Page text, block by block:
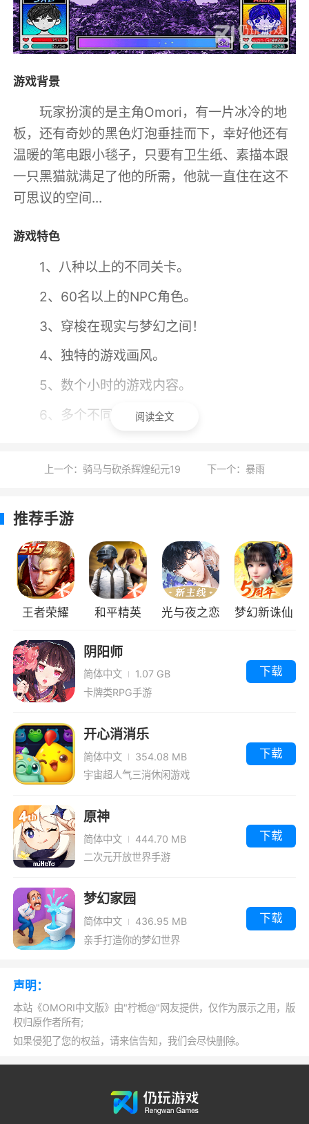
游戏背景
玩家扮演的是主角Omori，有一片冰冷的地
板，还有奇妙的黑色灯泡垂挂而下，幸好他还有
温暖的笔电跟小毯子，只要有卫生纸、素描本跟
一只黑猫就满足了他的所需，他就一直住在这不
可思议的空间...
游戏特色
1、八种以上的不同关卡。
2、60名以上的NPC角色。
3、穿梭在现实与梦幻之间！
4、独特的游戏画风。
5、数个小时的游戏内容。
6、多个不同的结局。
并不拿恐怖元素当卖点（对于恐怖游戏玩家而言
太小儿科了），深度战术玩家也不可能从它相对
休闲的战斗系统里找到快乐。
这游戏的核心完全在于动画和剧情，游戏内
所有元素都和剧情背景高度关联，最后高潮部分
的表现形式非常巧妙，所以我建议当作番剧来
玩。
游戏视频
阅读全文
上一个：骑马与砍杀辉煌纪元19 下一个：暴雨
推荐手游
王者荣耀 和平精英 光与夜之恋 梦幻新诛仙
阴阳师
简体中文
1.07 GB
卡牌类RPG手游
下载
开心消消乐
简体中文
354.08 MB
宇宙超人气三消休闲游戏
下载
原神
简体中文
444.70 MB
二次元开放世界手游
下载
梦幻家园
简体中文
436.95 MB
亲手打造你的梦幻世界
下载
声明：
本站《OMORI中文版》由"柠栀@"网友提供，仅作为展示之用，版
权归原作者所有;
如果侵犯了您的权益，请来信告知，我们会尽快删除。